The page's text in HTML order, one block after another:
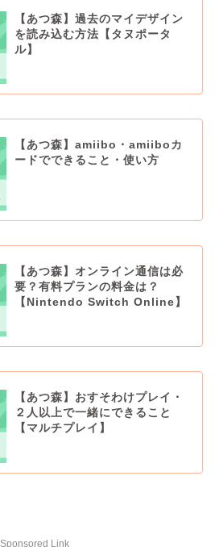
【あつ森】過去のマイデザイン
を読み込む方法【タヌポータ
ル】
【あつ森】amiibo・amiiboカ
ードでできること・使い方
【あつ森】オンライン通信は必
要？有料プランの料金は？
【Nintendo Switch Online】
【あつ森】おすそわけプレイ・
２人以上で一緒にできること
【マルチプレイ】
Sponsored Link